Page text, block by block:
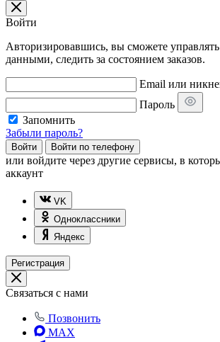
Войти
Авторизировавшись, вы сможете
данными, следить за состоянием заказов.
Email или
Пароль
Запомнить
Забыли пароль?
Войти Войти по телефону
или войдите через другие сервисы, в
аккаунт
VK
Одноклассники
Яндекс
Регистрация
Связаться с нами
Позвонить
MAX